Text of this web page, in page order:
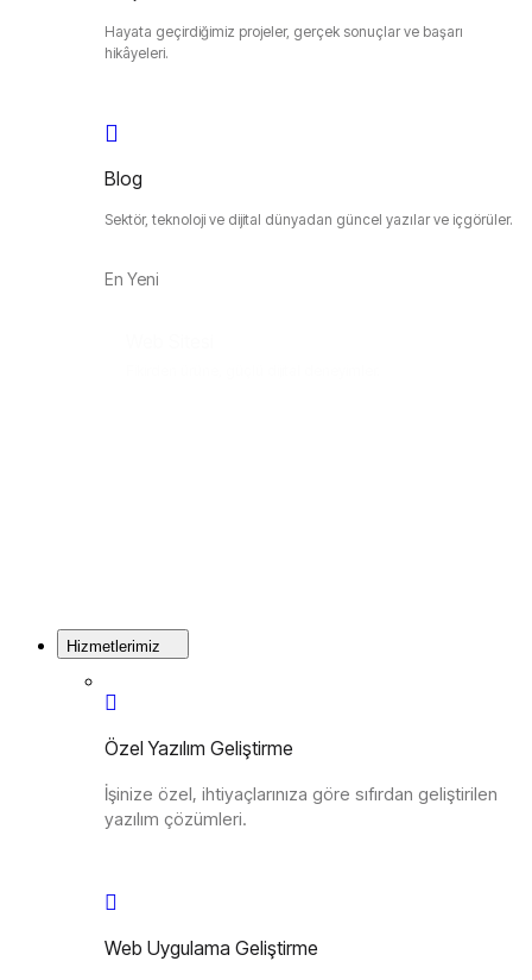
Hayata geçirdiğimiz projeler, gerçek sonuçlar ve başarı
hikâyeleri.
Blog
Sektör, teknoloji ve dijital dünyadan güncel yazılar ve içgörüler.
En Yeni
Hizmetlerimiz
Özel Yazılım Geliştirme
İşinize özel, ihtiyaçlarınıza göre sıfırdan geliştirilen
yazılım çözümleri.
Web Uygulama Geliştirme